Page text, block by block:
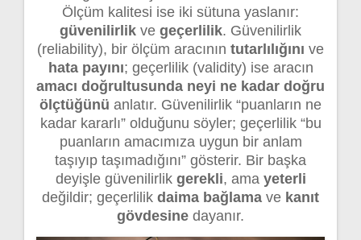
Ölçüm kalitesi ise iki sütuna yaslanır:
güvenilirlik ve geçerlilik. Güvenilirlik
(reliability), bir ölçüm aracının tutarlılığını ve
hata payını; geçerlilik (validity) ise aracın
amacı doğrultusunda neyi ne kadar doğru
ölçtüğünü anlatır. Güvenilirlik “puanların ne
kadar kararlı” olduğunu söyler; geçerlilik “bu
puanların amacımıza uygun bir anlam
taşıyıp taşımadığını” gösterir. Bir başka
deyişle güvenilirlik gerekli, ama yeterli
değildir; geçerlilik daima bağlama ve kanıt
gövdesine dayanır.